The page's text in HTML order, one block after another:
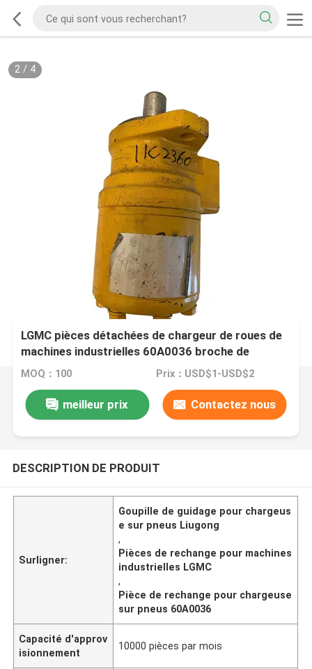
2/ 4
LGMC pièces détachées de chargeur de roues de
machines industrielles 60A0036 broche de
guidage pour Liugong
MOQ：100 Prix：USD$1-USD$2
meilleur prix Contactez nous
DESCRIPTION DE PRODUIT
Surligner:
Goupille de guidage pour chargeus
e sur pneus Liugong
,
Pièces de rechange pour machines
industrielles LGMC
,
Pièce de rechange pour chargeuse
sur pneus 60A0036
Capacité d'approv
isionnement
10000 pièces par mois